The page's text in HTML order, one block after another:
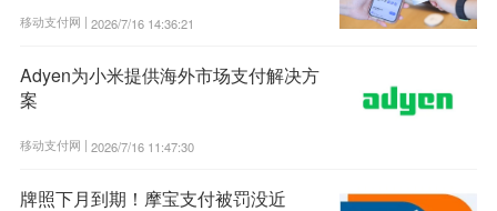
移动支付网 | 2026/7/16 14:36:21
Adyen为小米提供海外市场支付解决方
案
移动支付网 | 2026/7/16 11:47:30
牌照下月到期！摩宝支付被罚没近